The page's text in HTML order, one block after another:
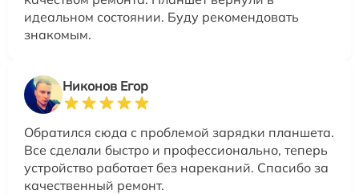
идеальном состоянии. Буду рекомендовать
знакомым.
Никонов Егор
Обратился сюда с проблемой зарядки планшета.
Все сделали быстро и профессионально, теперь
устройство работает без нареканий. Спасибо за
качественный ремонт.